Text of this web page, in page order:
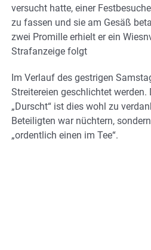
versucht hatte, einer
zu fassen und sie am Gesäß
zwei Promille erhielt er ein
Strafanzeige folgt
Im Verlauf des gestrigen
Streitereien geschlichtet werden.
„Durscht“ ist dies wohl zu
Beteiligten war nüchtern,
„ordentlich einen im Tee“.